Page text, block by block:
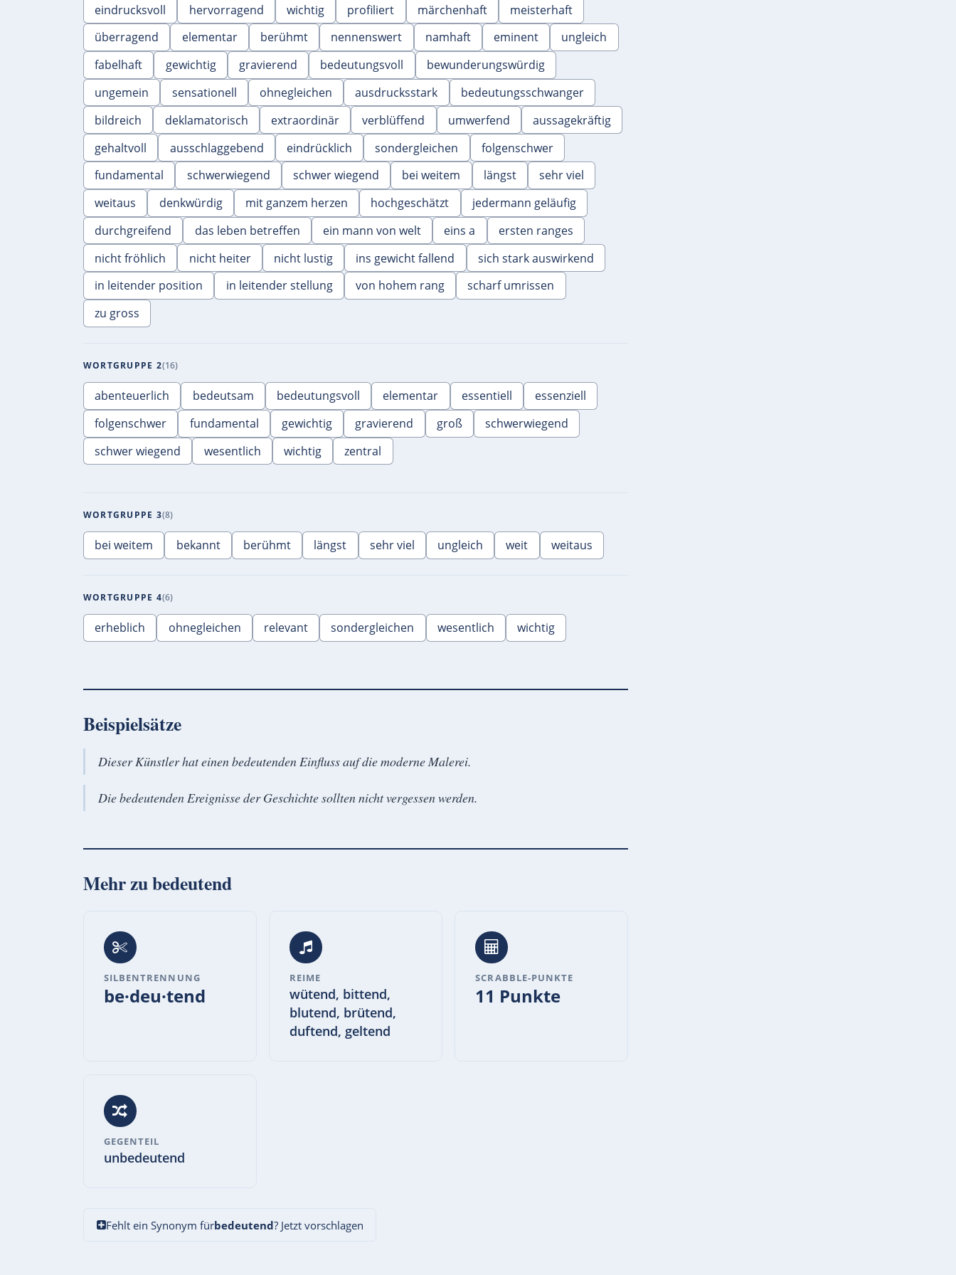
eindrucksvoll
hervorragend wichtig profiliert märchenhaft
meisterhaft
überragend
elementar berühmt nennenswert namhaft eminent
ungleich
fabelhaft
gewichtig gravierend bedeutungsvoll
bewunderungswürdig
ungemein
sensationell ohnegleichen ausdrucksstark
bedeutungsschwanger
bildreich
deklamatorisch extraordinär verblüffend umwerfend
aussagekräftig
gehaltvoll
ausschlaggebend eindrücklich sondergleichen
folgenschwer
fundamental
schwerwiegend schwer wiegend bei weitem längst
sehr viel
weitaus
denkwürdig mit ganzem herzen hochgeschätzt
jedermann geläufig
durchgreifend
das leben betreffen ein mann von welt eins a
ersten ranges
nicht fröhlich
nicht heiter nicht lustig ins gewicht fallend
sich stark auswirkend
in leitender position
in leitender stellung von hohem rang
scharf umrissen
zu gross
WORTGRUPPE 2 16
abenteuerlich bedeutsam bedeutungsvoll elementar essentiell
essenziell
folgenschwer
fundamental gewichtig gravierend groß
schwerwiegend
schwer wiegend
wesentlich wichtig zentral
WORTGRUPPE 3 8
bei weitem bekannt berühmt längst sehr viel ungleich weit weitaus
WORTGRUPPE 4 6
erheblich ohnegleichen relevant sondergleichen wesentlich wichtig
Beispielsätze
Dieser Künstler hat einen bedeutenden Einfluss auf die moderne Malerei.
Die bedeutenden Ereignisse der Geschichte sollten nicht vergessen werden.
Mehr zubedeutend
SILBENTRENNUNG
be·deu·tend
REIME
wütend, bittend,
blutend, brütend,
duftend, geltend
SCRABBLE-PUNKTE
11 Punkte
GEGENTEIL
unbedeutend
Fehlt ein Synonym fürbedeutend? Jetzt vorschlagen